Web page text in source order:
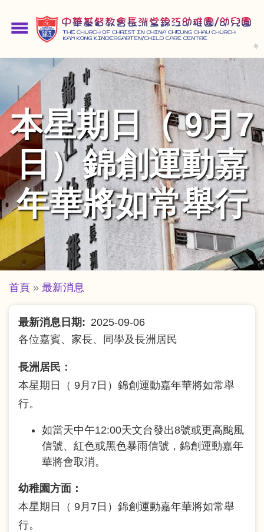
內
menu
本星期日（ 9月7
日）錦創運動嘉
年華將如常舉行
導
航
連
結
首頁 最新消息
最新消息日期
2025-09-06
各位嘉賓、家長、同學及長洲居民
長洲居民：
本星期日（ 9月7日）錦創運動嘉年華將如常舉
行。
如當天中午12:00天文台發出8號或更高颱風
信號、紅色或黑色暴雨信號，錦創運動嘉年
華將會取消。
幼稚園方面：
本星期日（ 9月7日）錦創運動嘉年華將如常舉
行。